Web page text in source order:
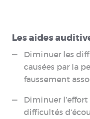
Les aides
Diminuer les
causées par la
faussement
Diminuer
difficultés